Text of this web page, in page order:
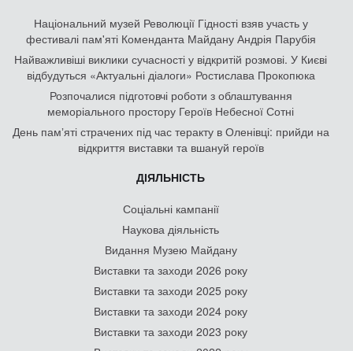
Національний музей Революції Гідності взяв участь у
фестивалі пам'яті Коменданта Майдану Андрія Парубія
Найважливіші виклики сучасності у відкритій розмові. У Києві
відбудуться «Актуальні діалоги» Ростислава Прокопюка
Розпочалися підготовчі роботи з облаштування
меморіального простору Героїв Небесної Сотні
День памʼяті страчених під час теракту в Оленівці: прийди на
відкриття виставки та вшануй героїв
ДІЯЛЬНІСТЬ
Соціальні кампанії
Наукова діяльність
Видання Музею Майдану
Виставки та заходи 2026 року
Виставки та заходи 2025 року
Виставки та заходи 2024 року
Виставки та заходи 2023 року